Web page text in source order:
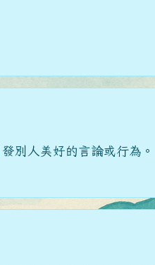
別人美好的言論或行為。